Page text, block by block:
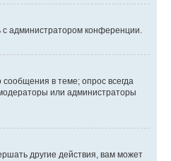
администратором конференции.
в теме; опрос всегда
или администраторы
другие действия, вам может